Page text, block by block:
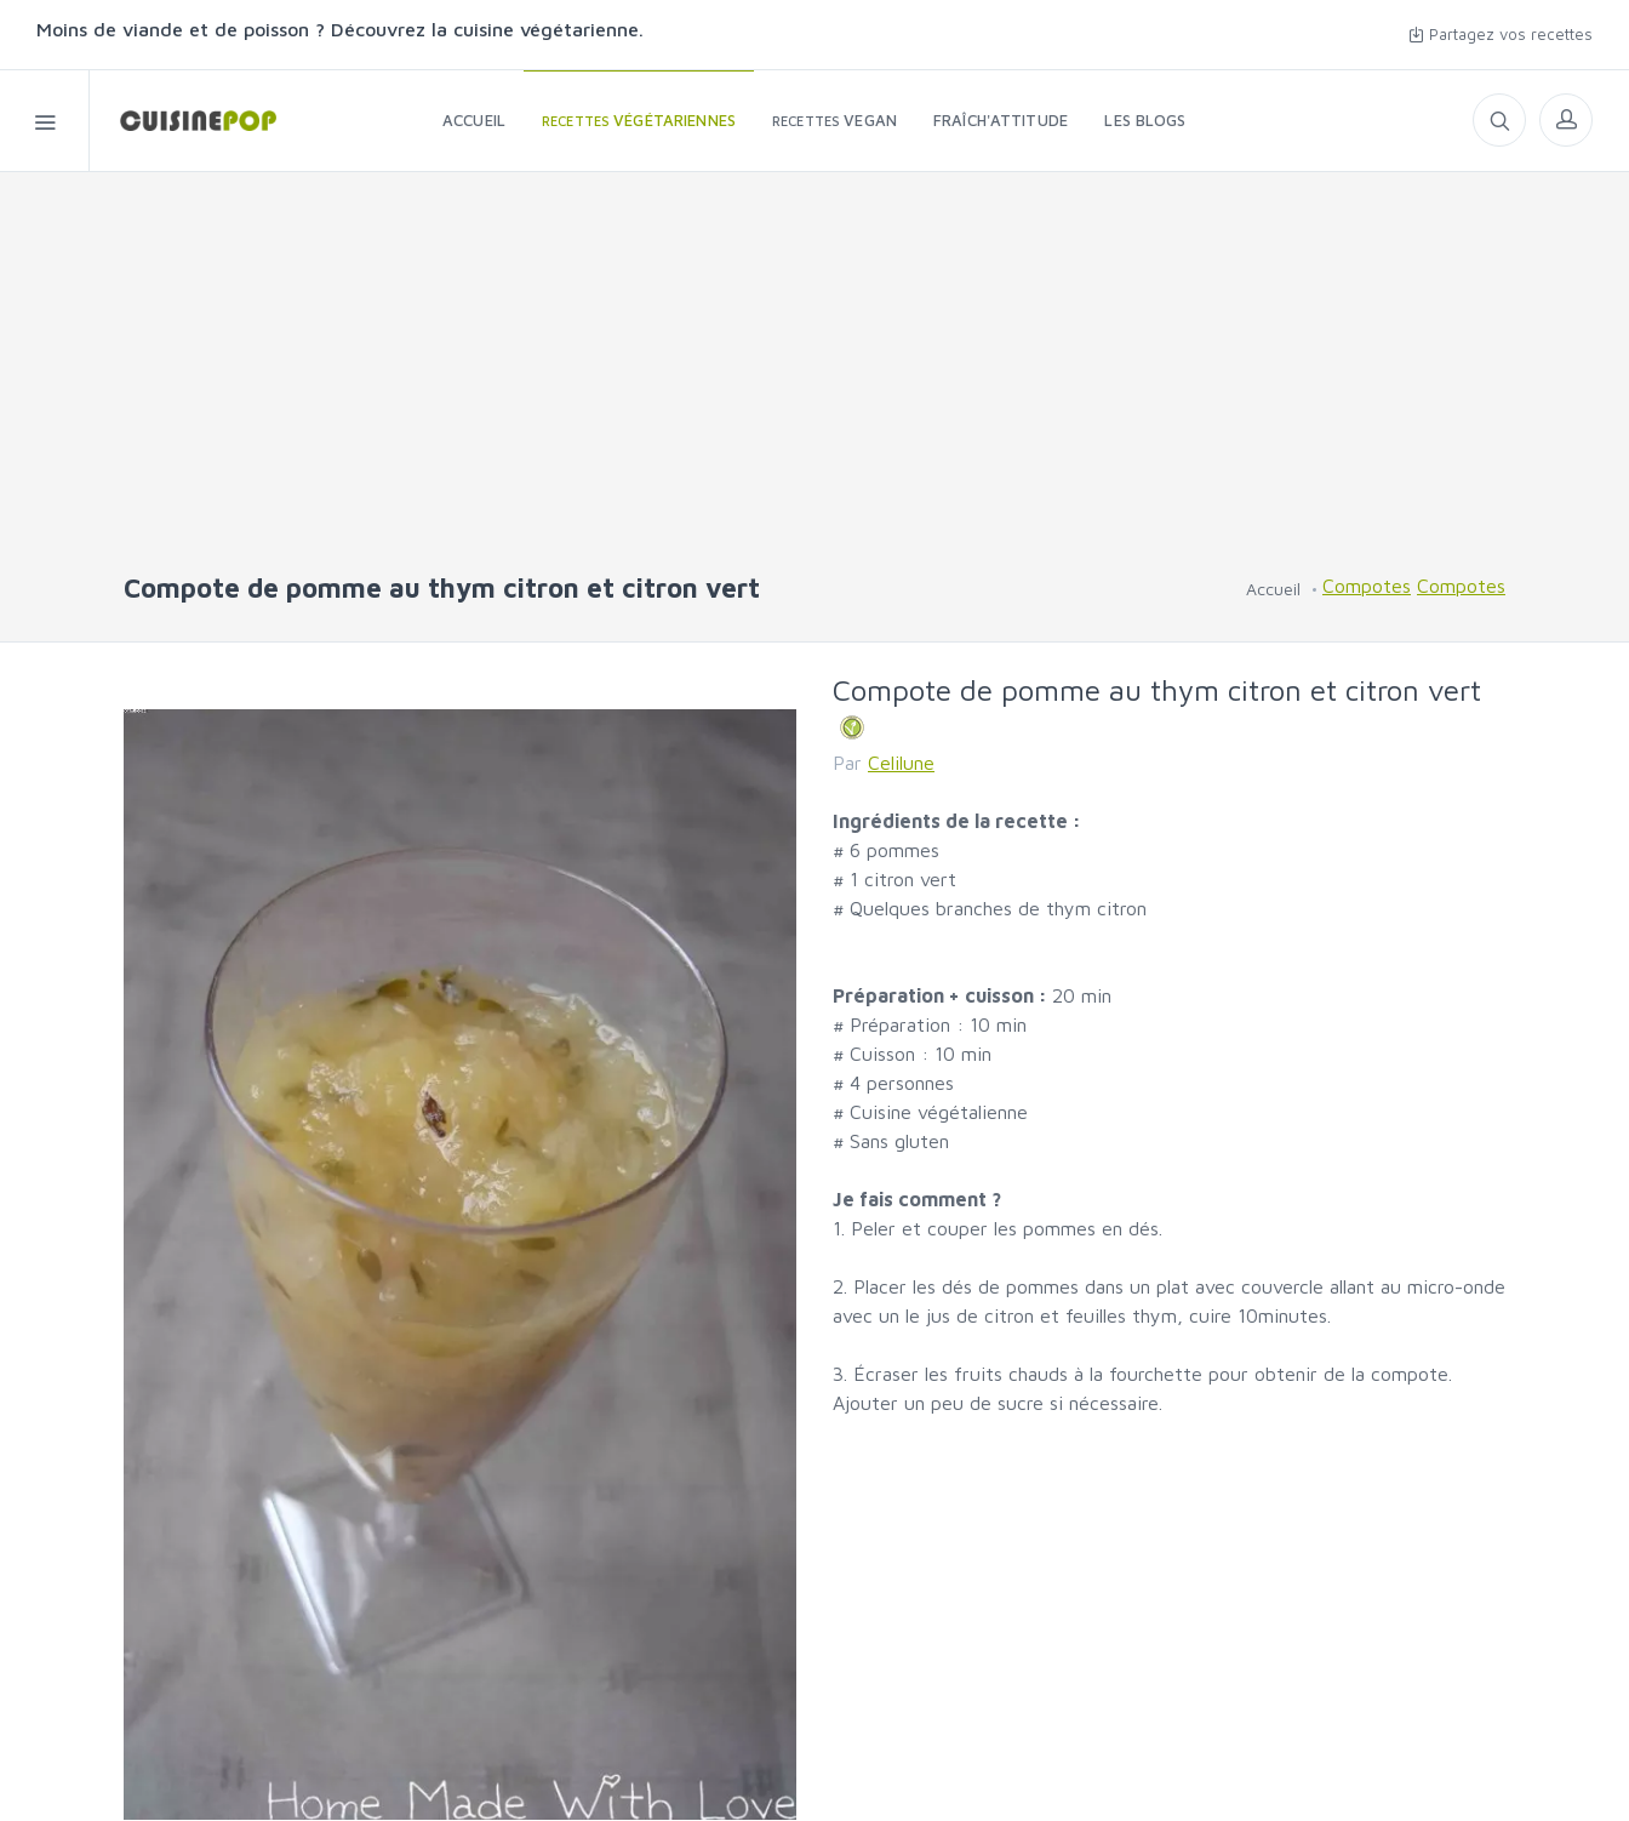
Moins de viande et de poisson ? Découvrez la cuisine végétarienne. Partagez vos recettes
ACCUEIL RECETTESVÉGÉTARIENNES RECETTESVEGAN FRAÎCH'ATTITUDE LES BLOGS
Compote de pomme au thym citron et citron vert Accueil Compotes Compotes
Compote de pomme au thym citron et citron vert
Par Celilune
Ingrédients de la recette :
# 6 pommes
# 1 citron vert
# Quelques branches de thym citron
Préparation + cuisson : 20 min
# Préparation : 10 min
# Cuisson : 10 min
# 4 personnes
# Cuisine végétalienne
# Sans gluten
Je fais comment ?
1. Peler et couper les pommes en dés.
2. Placer les dés de pommes dans un plat avec couvercle allant au micro-onde
avec un le jus de citron et feuilles thym, cuire 10minutes.
3. Écraser les fruits chauds à la fourchette pour obtenir de la compote.
Ajouter un peu de sucre si nécessaire.